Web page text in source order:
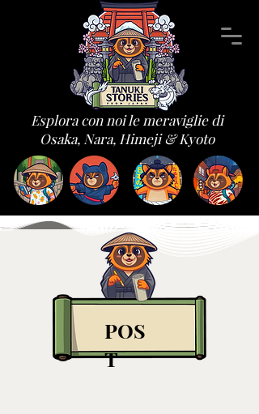
Esplora con noi le meraviglie di
Osaka, Nara, Himeji & Kyoto
POS
T